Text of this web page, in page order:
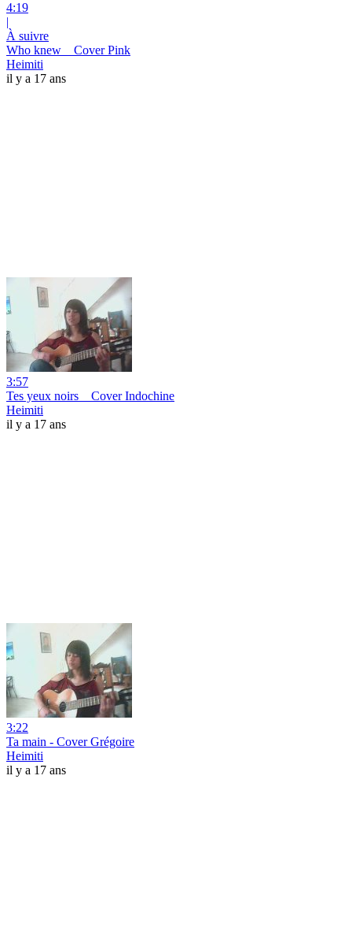
4:19
|
À suivre
Who knew _ Cover Pink
Heimiti
il y a 17 ans
3:57
Tes yeux noirs _ Cover Indochine
Heimiti
il y a 17 ans
3:22
Ta main - Cover Grégoire
Heimiti
il y a 17 ans